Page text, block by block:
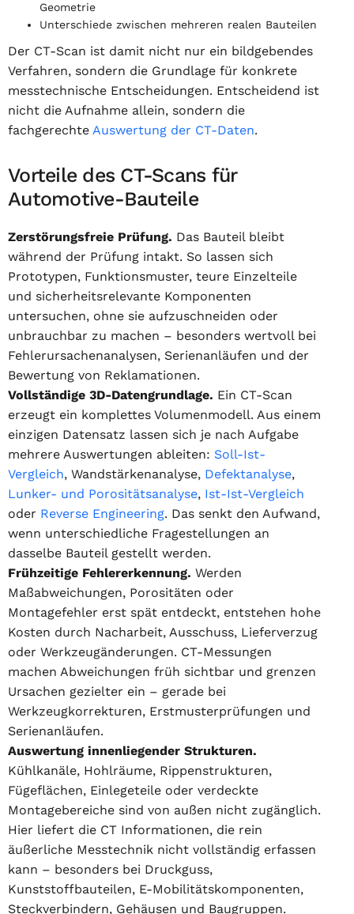
Geometrie
Unterschiede zwischen mehreren realen Bauteilen
Der CT-Scan ist damit nicht nur ein bildgebendes
Verfahren, sondern die Grundlage für konkrete
messtechnische Entscheidungen. Entscheidend ist
nicht die Aufnahme allein, sondern die
fachgerechte Auswertung der CT-Daten.
Vorteile des CT-Scans für
Automotive-Bauteile
Zerstörungsfreie Prüfung. Das Bauteil bleibt
während der Prüfung intakt. So lassen sich
Prototypen, Funktionsmuster, teure Einzelteile
und sicherheitsrelevante Komponenten
untersuchen, ohne sie aufzuschneiden oder
unbrauchbar zu machen – besonders wertvoll bei
Fehlerursachenanalysen, Serienanläufen und der
Bewertung von Reklamationen.
Vollständige 3D-Datengrundlage. Ein CT-Scan
erzeugt ein komplettes Volumenmodell. Aus einem
einzigen Datensatz lassen sich je nach Aufgabe
mehrere Auswertungen ableiten: Soll-Ist-
Vergleich, Wandstärkenanalyse, Defektanalyse,
Lunker- und Porositätsanalyse, Ist-Ist-Vergleich
oder Reverse Engineering. Das senkt den Aufwand,
wenn unterschiedliche Fragestellungen an
dasselbe Bauteil gestellt werden.
Frühzeitige Fehlererkennung. Werden
Maßabweichungen, Porositäten oder
Montagefehler erst spät entdeckt, entstehen hohe
Kosten durch Nacharbeit, Ausschuss, Lieferverzug
oder Werkzeugänderungen. CT-Messungen
machen Abweichungen früh sichtbar und grenzen
Ursachen gezielter ein – gerade bei
Werkzeugkorrekturen, Erstmusterprüfungen und
Serienanläufen.
Auswertung innenliegender Strukturen.
Kühlkanäle, Hohlräume, Rippenstrukturen,
Fügeflächen, Einlegeteile oder verdeckte
Montagebereiche sind von außen nicht zugänglich.
Hier liefert die CT Informationen, die rein
äußerliche Messtechnik nicht vollständig erfassen
kann – besonders bei Druckguss,
Kunststoffbauteilen, E-Mobilitätskomponenten,
Steckverbindern, Gehäusen und Baugruppen.